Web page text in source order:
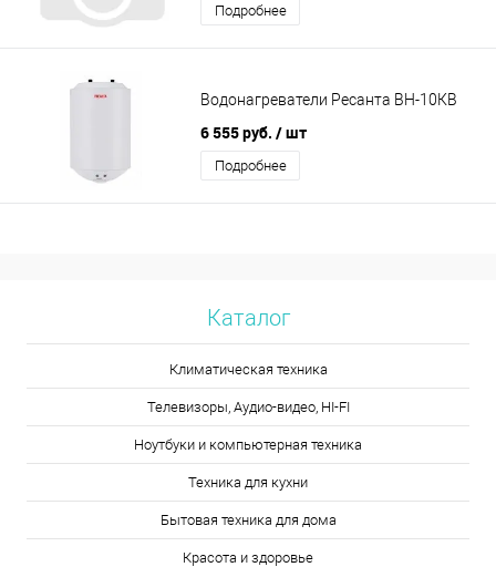
Подробнее
Водонагреватели Ресанта BH-10КB
6 555 руб. / шт
Подробнее
Каталог
Климатическая техника
Телевизоры, Аудио-видео, HI-FI
Ноутбуки и компьютерная техника
Техника для кухни
Бытовая техника для дома
Красота и здоровье